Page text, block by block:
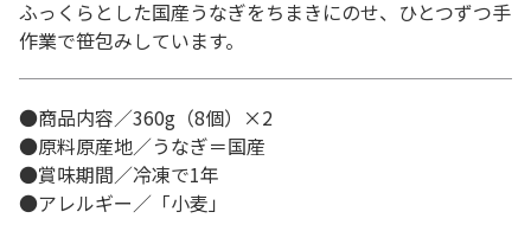
ふっくらとした国産うなぎをちまきにのせ、ひとつずつ手
作業で笹包みしています。
●商品内容／360g（8個）×2
●原料原産地／うなぎ＝国産
●賞味期間／冷凍で1年
●アレルギー／「小麦」